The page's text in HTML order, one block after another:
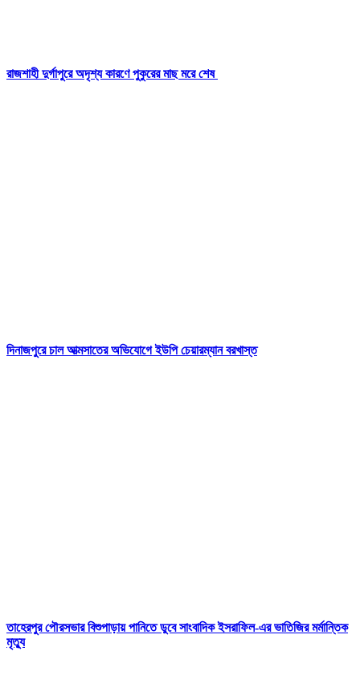
রাজশাহী দুর্গাপুরে অদৃশ্য কারণে পুকুরের মাছ মরে শেষ
দিনাজপুরে চাল আত্মসাতের অভিযোগে ইউপি চেয়ারম্যান বরখাস্ত
তাহেরপুর পৌরসভার বিশুপাড়ায় পানিতে ডুবে সাংবাদিক ইসরাফিল-এর ভাতিজির মর্মান্তিক
মৃত্যু